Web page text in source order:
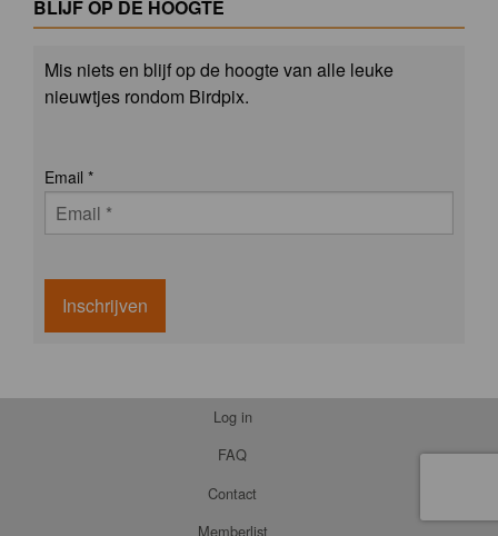
BLIJF OP DE HOOGTE
Mis niets en blijf op de hoogte van alle leuke
nieuwtjes rondom Birdpix.
Email *
Inschrijven
Log in
FAQ
Contact
Memberlist